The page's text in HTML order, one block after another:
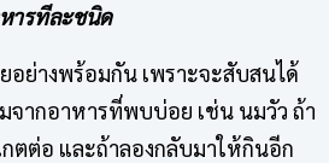
ารทีละชนิด
อย่างพร้อมกัน เพราะจะสับสนได้
จากอาหารที่พบบ่อย เช่น นมวัว ถ้า
ตต่อ และถ้าลองกลับมาให้กินอีก